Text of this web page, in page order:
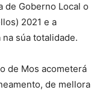
de Goberno Local o
2021 e a
súa totalidade.
de Mos acometerá
de mellora